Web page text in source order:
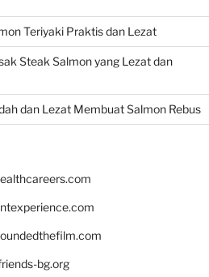
Teriyaki Praktis dan Lezat
Steak Salmon yang Lezat dan
dan Lezat Membuat Salmon Rebus
bg.org